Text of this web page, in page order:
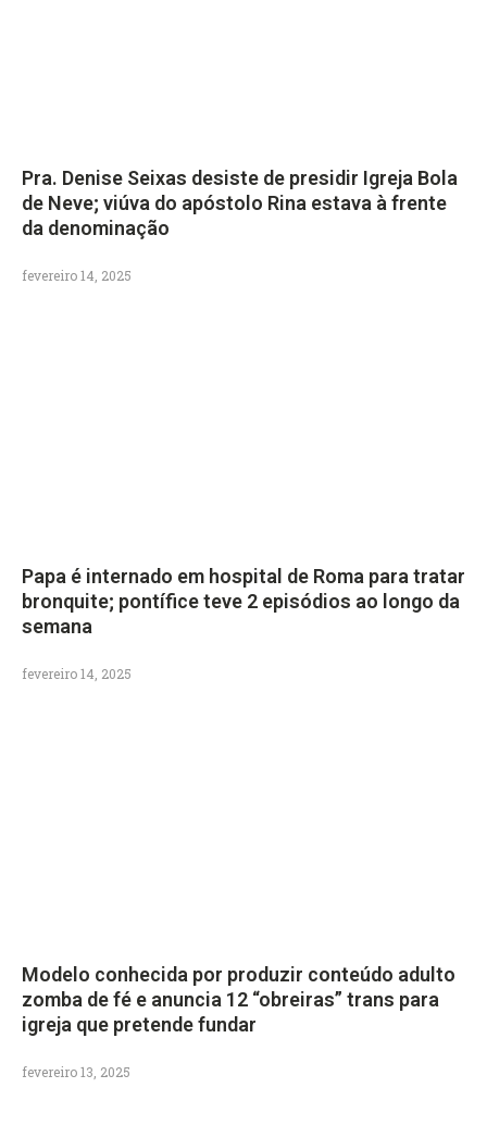
Pra. Denise Seixas desiste de presidir Igreja Bola
de Neve; viúva do apóstolo Rina estava à frente
da denominação
fevereiro 14, 2025
Papa é internado em hospital de Roma para tratar
bronquite; pontífice teve 2 episódios ao longo da
semana
fevereiro 14, 2025
Modelo conhecida por produzir conteúdo adulto
zomba de fé e anuncia 12 “obreiras” trans para
igreja que pretende fundar
fevereiro 13, 2025